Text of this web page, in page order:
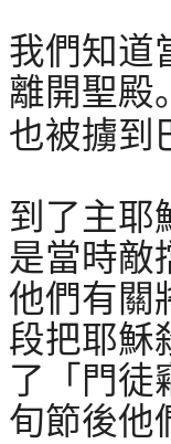
我們知道
離開聖殿
也被擄到
到了主耶
是當時敵
他們有關
段把耶穌
了「門徒
旬節後他